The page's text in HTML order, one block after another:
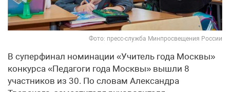
Фото: пресс-служба Минпросвещения России
В суперфинал номинации «Учитель года Москвы»
конкурса «Педагоги года Москвы» вышли 8
участников из 30. По словам Александра